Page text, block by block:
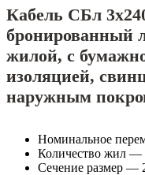
Кабель СБл
бронированный
жилой, с
изоляцией,
наружным
Номинальное
Количество жил
Сечение размер —